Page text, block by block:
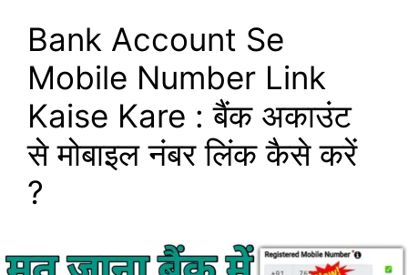
Bank Account Se
Mobile Number Link
Kaise Kare : बैंक अकाउंट
से मोबाइल नंबर लिंक कैसे करें
?